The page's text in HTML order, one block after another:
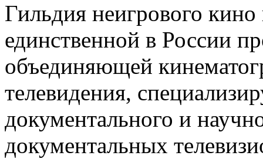
Гильдия неигрового кино
единственной в России
объединяющей
телевидения,
документального и
документальных